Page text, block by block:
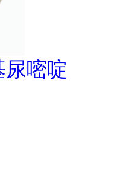
嘧啶